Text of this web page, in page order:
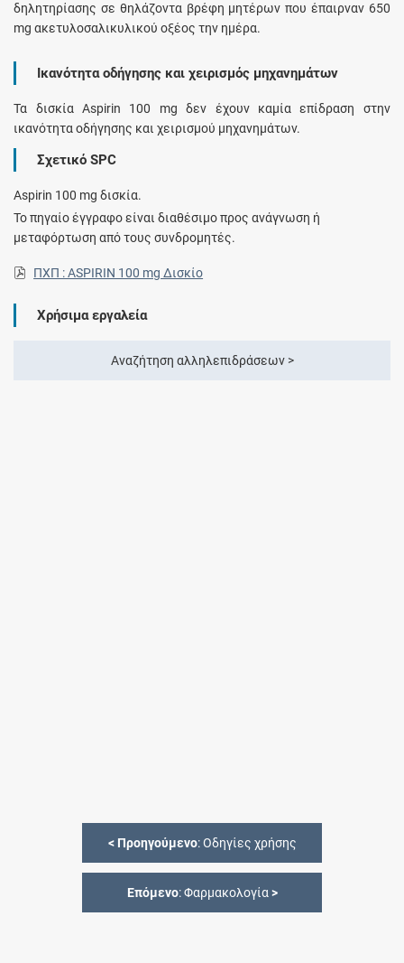
δηλητηρίασης σε θηλάζοντα βρέφη μητέρων που έπαιρναν 650
mg ακετυλοσαλικυλικού οξέος την ημέρα.
Ικανότητα οδήγησης και χειρισμός μηχανημάτων
Τα δισκία Aspirin 100 mg δεν έχουν καμία επίδραση στην
ικανότητα οδήγησης και χειρισμού μηχανημάτων.
Σχετικό SPC
Aspirin 100 mg δισκία.
Το πηγαίο έγγραφο είναι διαθέσιμο προς ανάγνωση ή
μεταφόρτωση από τους συνδρομητές.
ΠΧΠ : ASPIRIN 100 mg Δισκίο
Χρήσιμα εργαλεία
Αναζήτηση αλληλεπιδράσεων >
< Προηγούμενο: Οδηγίες χρήσης
Επόμενο: Φαρμακολογία>